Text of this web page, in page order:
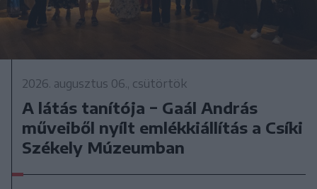
2026. augusztus 06., csütörtök
A látás tanítója − Gaál András
műveiből nyílt emlékkiállítás a Csíki
Székely Múzeumban